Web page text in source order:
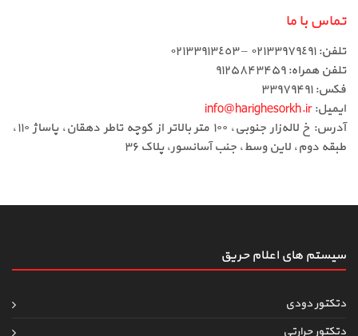
تماس با ما
تلفن: ٠٢١٣٣٩٧٩٤٩١ – ٠٢١٣٣٩١٣٤٥٣
تلفن همراه: ۹۱۲۵۸۴۳۴۵۹
فکس: ۳۳۹۷۹۴۹۱
ایمیل:info@harighesorkh.ir
آدرس: خ لاله‌زار جنوبی، ۱۰۰ متر بالاتر از کوچه تاطر دهقان، پاساژ ۱۱۰،
طبقه دوم، لاین وسط، جنب آسانسور، پلاک ۳۶
سیستم های اعلام حریق
دتکتور دودی
دتکتور حرارتی